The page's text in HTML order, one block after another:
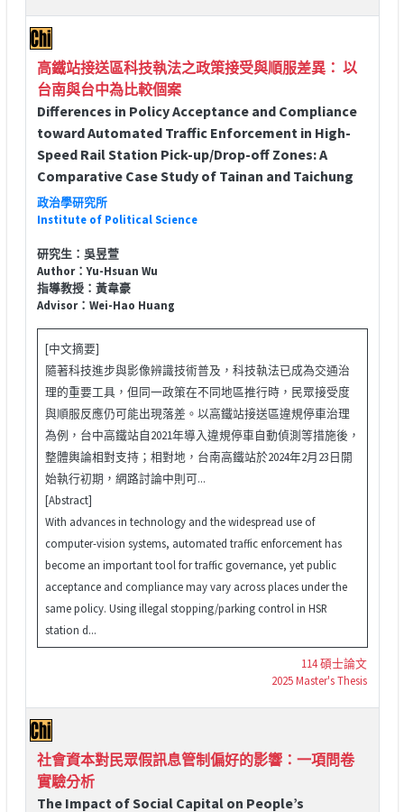
高鐵站接送區科技執法之政策接受與順服差異： 以
台南與台中為比較個案
Differences in Policy Acceptance and Compliance
toward Automated Traffic Enforcement in High-
Speed Rail Station Pick-up/Drop-off Zones: A
Comparative Case Study of Tainan and Taichung
政治學研究所
Institute of Political Science
研究生：吳昱萱
Author：Yu-Hsuan Wu
指導教授：黃韋豪
Advisor：Wei-Hao Huang
[中文摘要]
隨著科技進步與影像辨識技術普及，科技執法已成為交通治
理的重要工具，但同一政策在不同地區推行時，民眾接受度
與順服反應仍可能出現落差。以高鐵站接送區違規停車治理
為例，台中高鐵站自2021年導入違規停車自動偵測等措施後，
整體輿論相對支持；相對地，台南高鐵站於2024年2月23日開
始執行初期，網路討論中則可...
[Abstract]
With advances in technology and the widespread use of
computer-vision systems, automated traffic enforcement has
become an important tool for traffic governance, yet public
acceptance and compliance may vary across places under the
same policy. Using illegal stopping/parking control in HSR
station d...
114 碩士論文
2025 Master's Thesis
社會資本對民眾假訊息管制偏好的影響：一項問卷
實驗分析
The Impact of Social Capital on People’s